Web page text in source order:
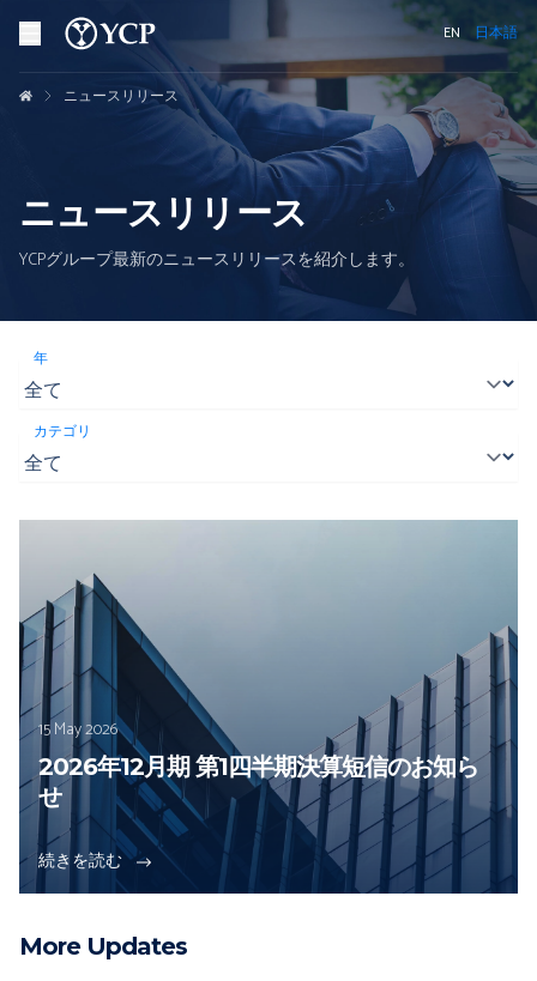
EN 日本語
ニュースリリース
ニュースリリース
YCPグループ最新のニュースリリースを紹介します。
年
カテゴリ
15 May 2026
2026年12月期 第1四半期決算短信のお知ら
せ
続きを読む
More Updates